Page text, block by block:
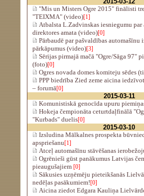
"Mis un Misters Ogre 2015" finālisti
"TEIXMA" (video)[1]
Atbalsta L.Zadvinskas iesniegumu
direktores amata (video)[0]
Pārbaudē par pašvaldības
pārkāpumus (video)[3]
Sērijas pirmajā mačā "Ogre/Sāga 97"
(foto)[0]
Ogres novada domes komiteju sēdes
PPP biedrība Zied zeme aicina
– forumā[0]
2015-03-11
Komunistiskā genocīda upuru
Hokeja čempionāta ceturtdaļfinālā
"Kurbads" duelis[0]
2015-03-10
Izsludina Mālkalnes prospekta
apspriešanu[1]
Atceļ automašīnu stāvēšanas
Ogrēnieši gūst panākumus Latvijas
pieaugušajiem [0]
Sākusies uzņēmēju pieteikšanās
nedēļas pasākumiem![0]
Aicina ziedot Edgara Kauliņa